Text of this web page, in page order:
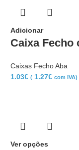
Adicionar
Caixa Fecho
Caixas Fecho Aba
1.03€ ( 1.27€ com IVA)
Ver opções